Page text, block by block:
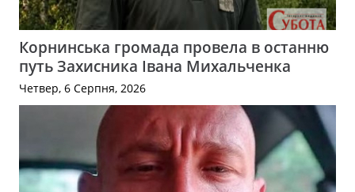
Корнинська громада провела в останню
путь Захисника Івана Михальченка
Четвер, 6 Серпня, 2026